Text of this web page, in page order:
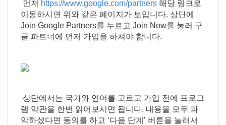
먼저 https://www.google.com/partners 해당 링크로
이동하시면 위와 같은 페이지가 보입니다. 상단에
Join Google Partners를 누르고 Join Now를 눌러 구
글 파트너에 먼저 가입을 하셔야 합니다.
상단에서는 국가와 언어를 고르고 가입 전에 프로그
램 약관을 한번 읽어보시면 됩니다. 내용을 모두 파
악하셨다면 동의를 하고 ‘다음 단계’ 버튼을 눌러서